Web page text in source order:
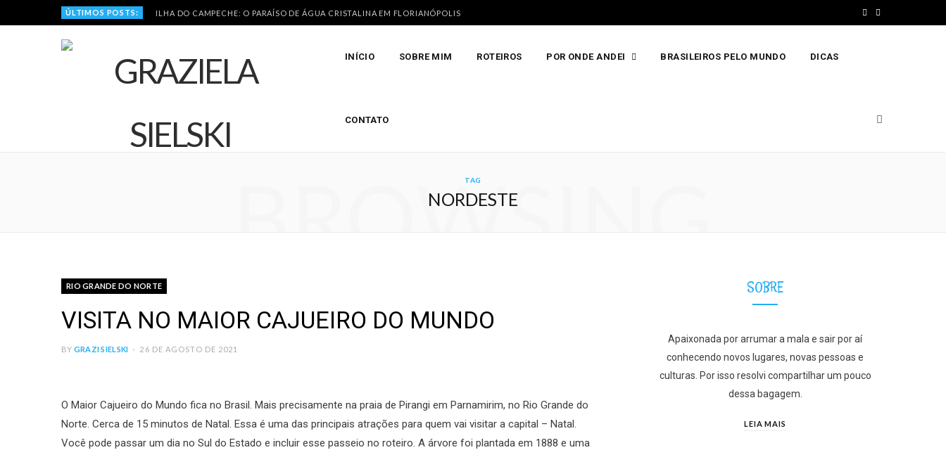
ÚLTIMOS POSTS: ILHA DO CAMPECHE: O PARAÍSO DE ÁGUA CRISTALINA EM FLORIANÓPOLIS
a
INÍCIO SOBRE MIM ROTEIROS POR ONDE ANDEI BRASILEIROS PELO MUNDO DICAS
CONTATO
TAG
NORDESTE
BROWSING
RIO GRANDE DO NORTE
VISITA NO MAIOR CAJUEIRO DO MUNDO
BY GRAZI SIELSKI 26 DE AGOSTO DE 2021
O Maior Cajueiro do Mundo fica no Brasil. Mais precisamente na praia de Pirangi em Parnamirim, no Rio Grande do
Norte. Cerca de 15 minutos de Natal. Essa é uma das principais atrações para quem vai visitar a capital – Natal.
Você pode passar um dia no Sul do Estado e incluir esse passeio no roteiro. A árvore foi plantada em 1888 e uma
SOBRE
Apaixonada por arrumar a mala e sair por aí
conhecendo novos lugares, novas pessoas e
culturas. Por isso resolvi compartilhar um pouco
dessa bagagem.
LEIA MAIS